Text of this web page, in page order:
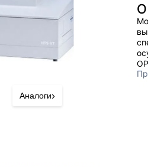
Аналоги›
О